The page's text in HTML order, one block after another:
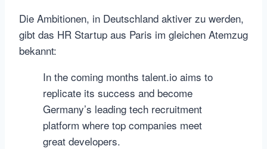
Die Ambitionen, in Deutschland aktiver zu werden,
gibt das HR Startup aus Paris im gleichen Atemzug
bekannt:
In the coming months talent.io aims to
replicate its success and become
Germany’s leading tech recruitment
platform where top companies meet
great developers.